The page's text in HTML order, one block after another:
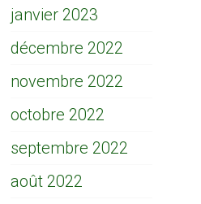
janvier 2023
décembre 2022
novembre 2022
octobre 2022
septembre 2022
août 2022